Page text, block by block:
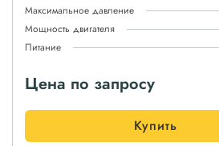
Максимальное давление
Мощность двигателя
Питание
Цена по запросу
Купить